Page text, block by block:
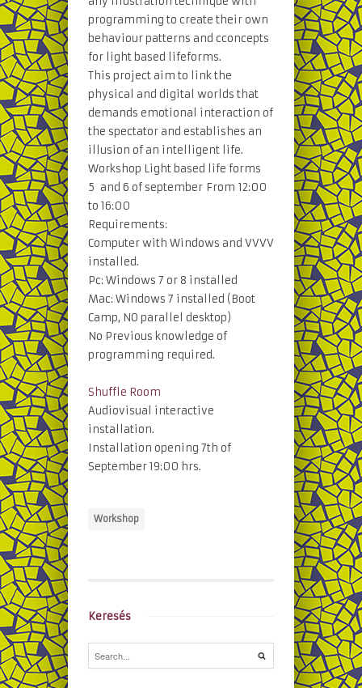
programming to create their own
behaviour patterns and cconcepts
for light based lifeforms.
This project aim to link the
physical and digital worlds that
demands emotional interaction of
the spectator and establishes an
illusion of an intelligent life.
Workshop Light based life forms
5 and 6 of september From 12:00
to 16:00
Requirements:
Computer with Windows and VVVV
installed.
Pc: Windows 7 or 8 installed
Mac: Windows 7 installed (Boot
Camp, NO parallel desktop)
No Previous knowledge of
programming required.
Shuffle Room
Audiovisual interactive
installation.
Installation opening 7th of
September 19:00 hrs.
Workshop
Keresés